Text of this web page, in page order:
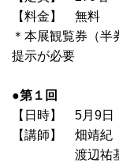
【料金】 無料
＊本展観覧券（
提示が必要
●第１回
【日時】 5月9日
【講師】 畑靖紀
渡辺祐基（博